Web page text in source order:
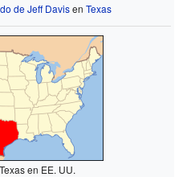
de Jeff DavisenTexas
en EE. UU.